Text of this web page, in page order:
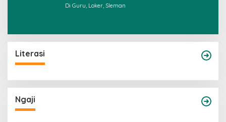
Di Guru, Loker, Sleman
Literasi
Ngaji